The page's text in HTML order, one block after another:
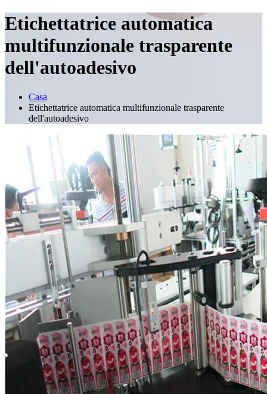
Etichettatrice automatica
multifunzionale trasparente
dell'autoadesivo
Casa
Etichettatrice automatica multifunzionale trasparente
dell'autoadesivo